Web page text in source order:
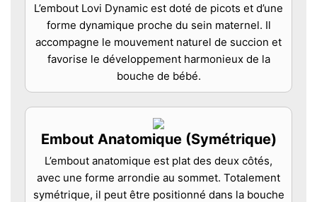
L’embout Lovi Dynamic est doté de picots et d’une
forme dynamique proche du sein maternel. Il
accompagne le mouvement naturel de succion et
favorise le développement harmonieux de la
bouche de bébé.
Embout Anatomique (Symétrique)
L’embout anatomique est plat des deux côtés,
avec une forme arrondie au sommet. Totalement
symétrique, il peut être positionné dans la bouche